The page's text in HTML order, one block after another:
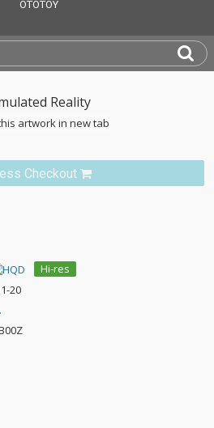
artwork in new tab
Checkout
Hi-res
20